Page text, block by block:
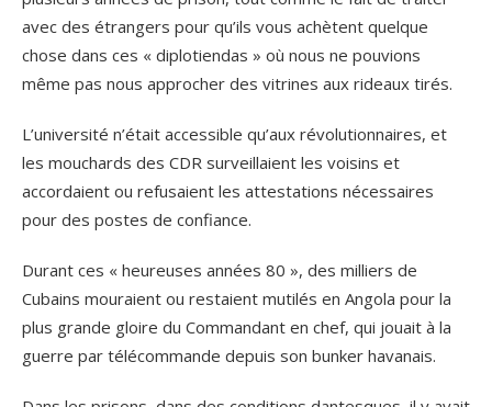
avec des étrangers pour qu’ils vous achètent quelque
chose dans ces « diplotiendas » où nous ne pouvions
même pas nous approcher des vitrines aux rideaux tirés.
L’université n’était accessible qu’aux révolutionnaires, et
les mouchards des CDR surveillaient les voisins et
accordaient ou refusaient les attestations nécessaires
pour des postes de confiance.
Durant ces « heureuses années 80 », des milliers de
Cubains mouraient ou restaient mutilés en Angola pour la
plus grande gloire du Commandant en chef, qui jouait à la
guerre par télécommande depuis son bunker havanais.